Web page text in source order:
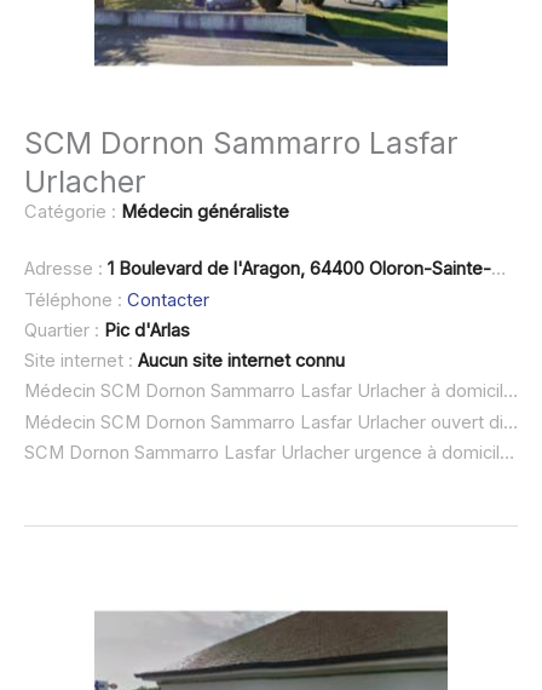
SCM Dornon Sammarro Lasfar
Urlacher
Catégorie : Médecin généraliste
Adresse : 1 Boulevard de l'Aragon, 64400 Oloron-Sainte-Marie
Téléphone : Contacter
Quartier : Pic d'Arlas
Site internet : Aucun site internet connu
Médecin SCM Dornon Sammarro Lasfar Urlacher à domicile :
Médecin SCM Dornon Sammarro Lasfar Urlacher ouvert dimanche :
SCM Dornon Sammarro Lasfar Urlacher urgence à domicile ou SOS médecin :